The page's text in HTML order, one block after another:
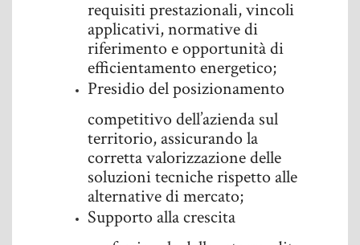
requisiti prestazionali, vincoli
applicativi, normative di
riferimento e opportunità di
efficientamento energetico;
Presidio del posizionamento
competitivo dell’azienda sul
territorio, assicurando la
corretta valorizzazione delle
soluzioni tecniche rispetto alle
alternative di mercato;
Supporto alla crescita